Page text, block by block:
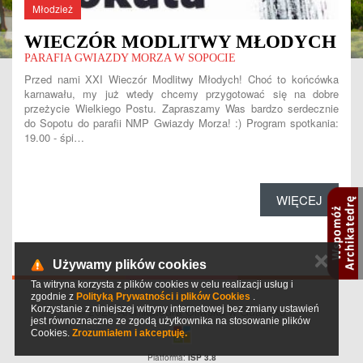
Młodzież
WIECZÓR MODLITWY MŁODYCH
PARAFIA GWIAZDY MORZA W SOPOCIE
Przed nami XXI Wieczór Modlitwy Młodych! Choć to końcówka
karnawału, my już wtedy chcemy przygotować się na dobre
przeżycie Wielkiego Postu. Zapraszamy Was bardzo serdecznie
do Sopotu do parafii NMP Gwiazdy Morza! :) Program spotkania:
19.00 - śpi…
WIĘCEJ
© 2026 Archikatedra Oliwska w Gdańsku
Platforma:ISP 3.8
Używamy plików cookies
Ta witryna korzysta z plików cookies w celu realizacji usług i
zgodnie z Polityką Prywatności i plików Cookies .
Korzystanie z niniejszej witryny internetowej bez zmiany ustawień
jest równoznaczne ze zgodą użytkownika na stosowanie plików
Cookies. Zrozumiałem i akceptuję.
✕